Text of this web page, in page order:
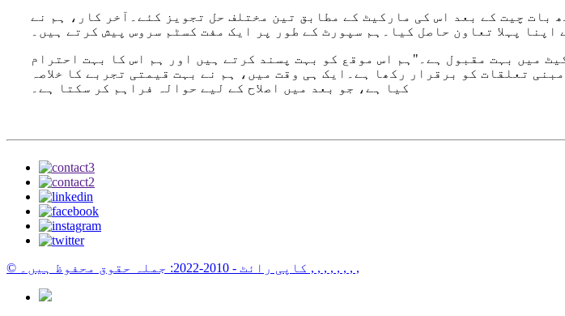
بات چیت کے بعد اس کی مارکیٹ کے مطابق تین مختلف حل تجویز کئے۔آخر کار، ہم نے
پہلا تعاون حاصل کیا۔ہم سپورٹ کے طور پر ایک مفت کسٹم سروس پیش کرتے ہیں۔
میں بہت مقبول ہے۔"ہم اس موقع کو بہت پسند کرتے ہیں اور ہم اس کا بہت احترام
تعلقات کو برقرار رکھا ہے۔ایک ہی وقت میں، ہم نے بہت قیمتی تجربے کا خلاصہ
کیا ہے، جو بعد میں اصلاح کے لیے حوالہ فراہم کر سکتا ہے۔
© کاپی رائٹ - 2010-2022: جملہ حقوق محفوظ ہیں۔ , , , , , , , ,